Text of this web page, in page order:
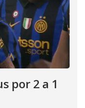
por 2 a 1